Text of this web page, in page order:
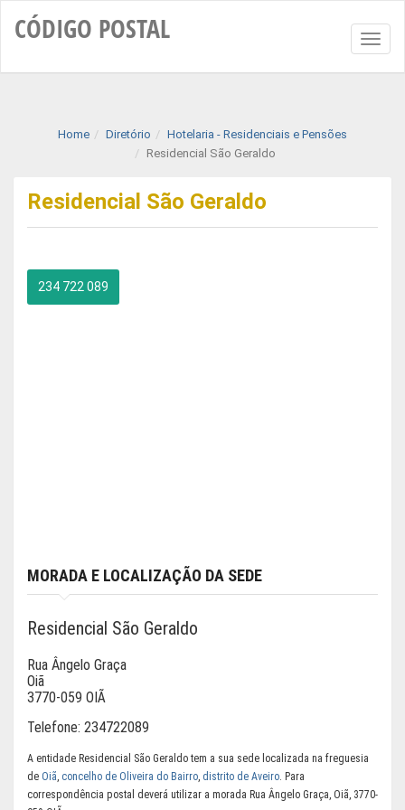
CÓDIGO POSTAL
Home Diretório
Hotelaria - Residenciais e Pensões
Residencial São Geraldo
Residencial São Geraldo
234 722 089
MORADA E LOCALIZAÇÃO DA SEDE
Residencial São Geraldo
Rua Ângelo Graça
Oiã
3770-059 OIÃ
Telefone: 234722089
A entidade Residencial São Geraldo tem a sua sede localizada na freguesia
de Oiã, concelho de Oliveira do Bairro, distrito de Aveiro. Para
correspondência postal deverá utilizar a morada Rua Ângelo Graça, Oiã, 3770-